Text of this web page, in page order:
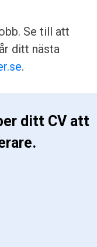
Se till att
ditt nästa
.